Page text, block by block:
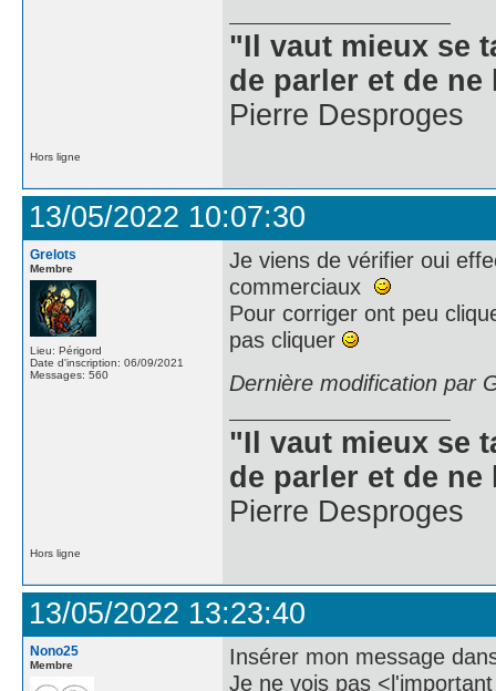
"Il vaut mieux se
de parler et de
Pierre Desproges
Hors ligne
13/05/2022 10:07:30
Grelots
Membre
Lieu: Périgord
Date d'inscription: 06/09/2021
Messages: 560
Je viens de vérifier oui
commerciaux
Pour corriger ont peu
pas cliquer
Dernière modification par
"Il vaut mieux se
de parler et de
Pierre Desproges
Hors ligne
13/05/2022 13:23:40
Nono25
Membre
Insérer mon message
Je ne vois pas